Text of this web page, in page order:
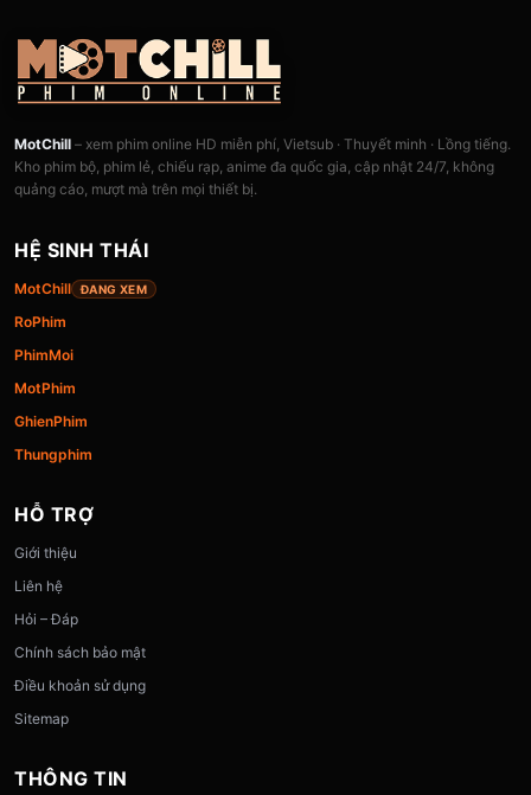
MotChill – xem phim online HD miễn phí, Vietsub · Thuyết minh · Lồng tiếng.
Kho phim bộ, phim lẻ, chiếu rạp, anime đa quốc gia, cập nhật 24/7, không
quảng cáo, mượt mà trên mọi thiết bị.
HỆ SINH THÁI
MotChill ĐANG XEM
RoPhim
PhimMoi
MotPhim
GhienPhim
Thungphim
HỖ TRỢ
Giới thiệu
Liên hệ
Hỏi – Đáp
Chính sách bảo mật
Điều khoản sử dụng
Sitemap
THÔNG TIN